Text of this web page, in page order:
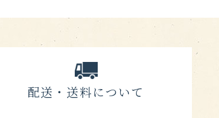
配送・送料について